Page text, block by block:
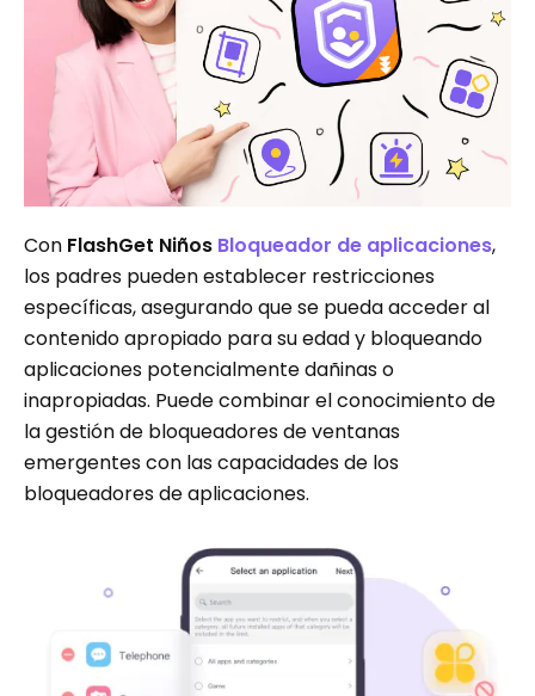
Con FlashGet Niños Bloqueador de aplicaciones,
los padres pueden establecer restricciones
específicas, asegurando que se pueda acceder al
contenido apropiado para su edad y bloqueando
aplicaciones potencialmente dañinas o
inapropiadas. Puede combinar el conocimiento de
la gestión de bloqueadores de ventanas
emergentes con las capacidades de los
bloqueadores de aplicaciones.